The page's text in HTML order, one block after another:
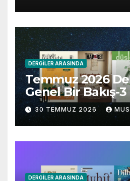
DERGILER ARASINDA
Temmuz 2026
Genel Bir Bakış-3
30 TEMMUZ 2026
DERGILER ARASINDA